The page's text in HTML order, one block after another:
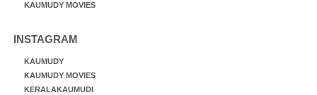
KAUMUDY MOVIES
INSTAGRAM
KAUMUDY
KAUMUDY MOVIES
KERALAKAUMUDI